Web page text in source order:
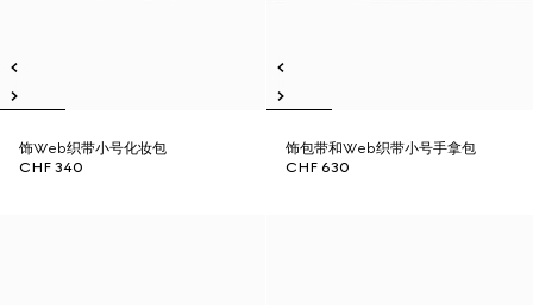
饰Web织带小号化妆包
CHF 340
饰包带和Web织带小号手拿包
CHF 630